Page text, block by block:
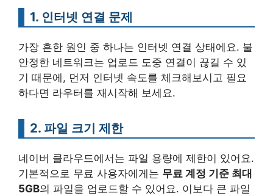
1. 인터넷 연결 문제
가장 흔한 원인 중 하나는 인터넷 연결 상태에요. 불
안정한 네트워크는 업로드 도중 연결이 끊길 수 있
기 때문에, 먼저 인터넷 속도를 체크해보시고 필요
하다면 라우터를 재시작해 보세요.
2. 파일 크기 제한
네이버 클라우드에서는 파일 용량에 제한이 있어요.
기본적으로 무료 사용자에게는 무료 계정 기준 최대
5GB의 파일을 업로드할 수 있어요. 이보다 큰 파일